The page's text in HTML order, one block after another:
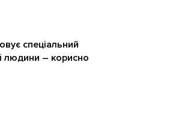
спеціальний
людини – корисно